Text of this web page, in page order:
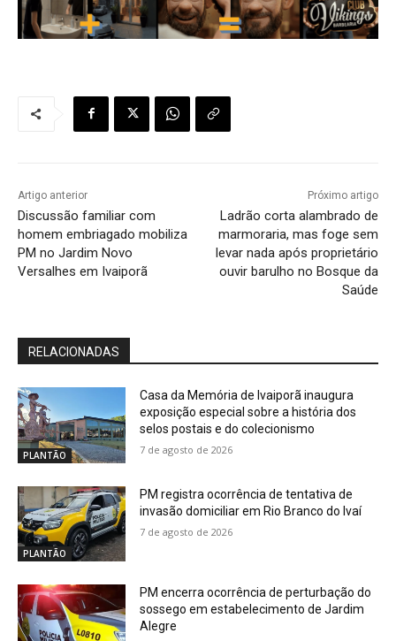
Artigo anterior
Discussão familiar com
homem embriagado mobiliza
PM no Jardim Novo
Versalhes em Ivaiporã
Próximo artigo
Ladrão corta alambrado de
marmoraria, mas foge sem
levar nada após proprietário
ouvir barulho no Bosque da
Saúde
RELACIONADAS
PLANTÃO
Casa da Memória de Ivaiporã inaugura
exposição especial sobre a história dos
selos postais e do colecionismo
7 de agosto de 2026
PLANTÃO
PM registra ocorrência de tentativa de
invasão domiciliar em Rio Branco do Ivaí
7 de agosto de 2026
PM encerra ocorrência de perturbação do
sossego em estabelecimento de Jardim
Alegre